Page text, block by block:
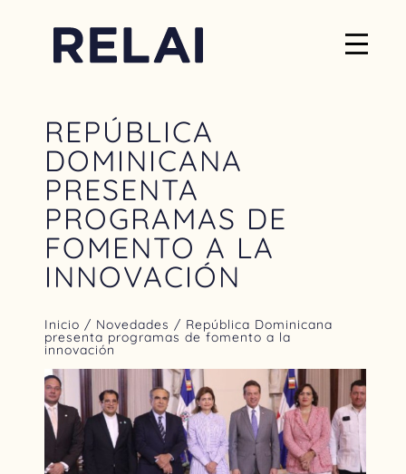
REPÚBLICA
DOMINICANA
PRESENTA
PROGRAMAS DE
FOMENTO A LA
INNOVACIÓN
Inicio / Novedades / República Dominicana
presenta programas de fomento a la
innovación